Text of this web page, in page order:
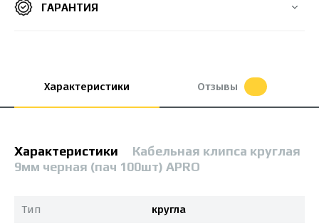
ГАРАНТИЯ
Характеристики Отзывы
Характеристики
Кабельная клипса круглая
9мм черная (пач 100шт) APRO
Тип кругла